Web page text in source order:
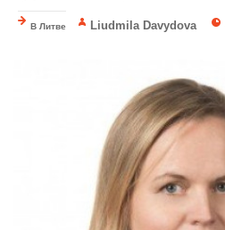
В Литве Liudmila Davydova